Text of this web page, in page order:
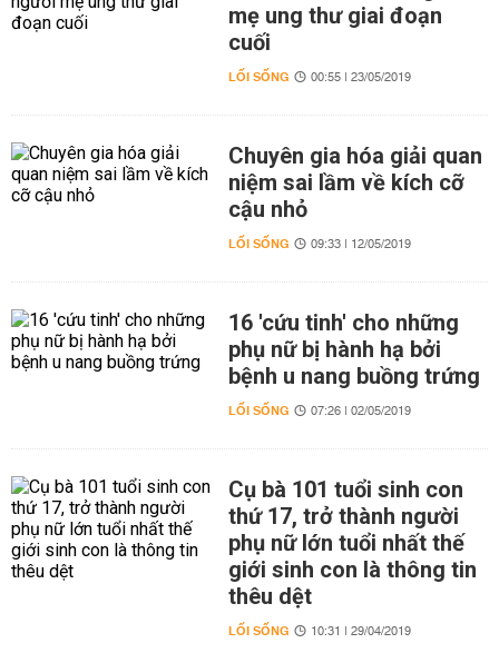
mẹ ung thư giai đoạn
cuối
LỐI SỐNG 00:55 | 23/05/2019
Chuyên gia hóa giải quan
niệm sai lầm về kích cỡ
cậu nhỏ
LỐI SỐNG 09:33 | 12/05/2019
16 'cứu tinh' cho những
phụ nữ bị hành hạ bởi
bệnh u nang buồng trứng
LỐI SỐNG 07:26 | 02/05/2019
Cụ bà 101 tuổi sinh con
thứ 17, trở thành người
phụ nữ lớn tuổi nhất thế
giới sinh con là thông tin
thêu dệt
LỐI SỐNG 10:31 | 29/04/2019